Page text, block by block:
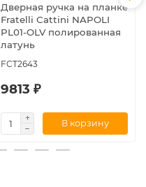
Дверная ручка на планке
Fratelli Cattini NAPOLI
PL01-OLV полированная
латунь
FCT2643
9813 ₽
В корзину